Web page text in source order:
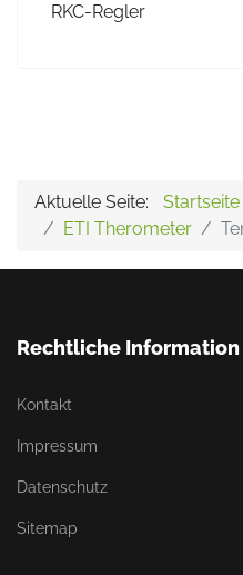
RKC-Regler
Aktuelle Seite: Startseite
ETI Therometer
Rechtliche Information
Kontakt
Impressum
Datenschutz
Sitemap